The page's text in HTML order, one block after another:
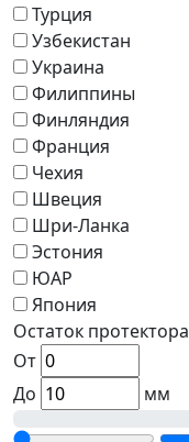
Турция
Узбекистан
Украина
Филиппины
Финляндия
Франция
Чехия
Швеция
Шри-Ланка
Эстония
ЮАР
Япония
Остаток протектора
От
До
мм